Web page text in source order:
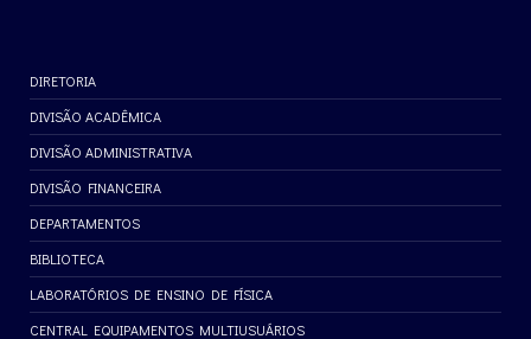
DIRETORIA
DIVISÃO ACADÊMICA
DIVISÃO ADMINISTRATIVA
DIVISÃO FINANCEIRA
DEPARTAMENTOS
BIBLIOTECA
LABORATÓRIOS DE ENSINO DE FÍSICA
CENTRAL EQUIPAMENTOS MULTIUSUÁRIOS